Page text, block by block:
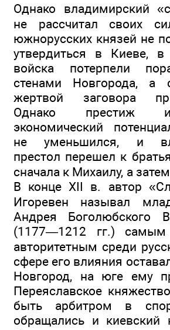
Однако владимирский
не рассчитал своих
южнорусских князей не
утвердиться в Киеве,
войска потерпели
стенами Новгорода,
жертвой заговора
Однако престиж
экономический
не уменьшился, и
престол перешел к
сначала к Михаилу, а
В конце XII в. автор
Игоревен называл
Андрея Боголюбского
(1177—1212 гг.)
авторитетным среди
сфере его влияния
Новгород, на юге ему
Переяславское
быть арбитром в
обращались и киевский